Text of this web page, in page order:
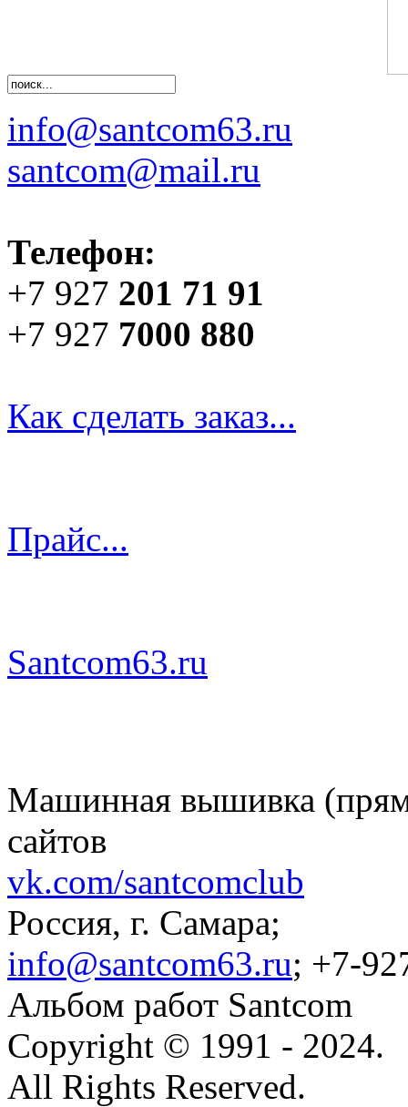
info@santcom63.ru
santcom@mail.ru
Телефон:
+7 927 201 71 91
+7 927 7000 880
Как сделать заказ...
Прайс...
Santcom63.ru
Машинная вышивка
сайтов
vk.com/santcomclub
Россия, г. Самара;
info@santcom63.ru; +7-
Альбом работ Santcom
Copyright © 1991 - 2024.
All Rights Reserved.